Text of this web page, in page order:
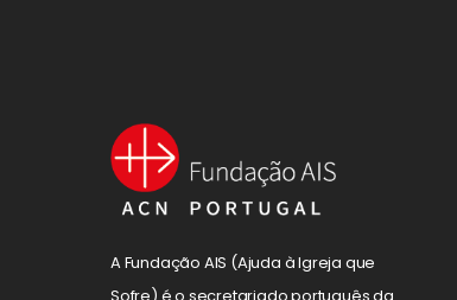
A Fundação AIS (Ajuda à Igreja que